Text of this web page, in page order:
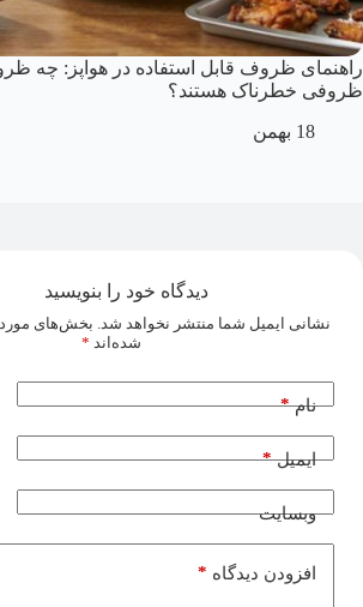
راهنمای ظروف قابل استفاده در هواپز: چه
ظروفی خطرناک هستند؟
18 بهمن
دیدگاه خود را بنویسید
نشانی ایمیل شما منتشر نخواهد شد. بخش‌های
شده‌اند *
نام*
ایمیل*
وبسایت
افزودن دیدگاه *